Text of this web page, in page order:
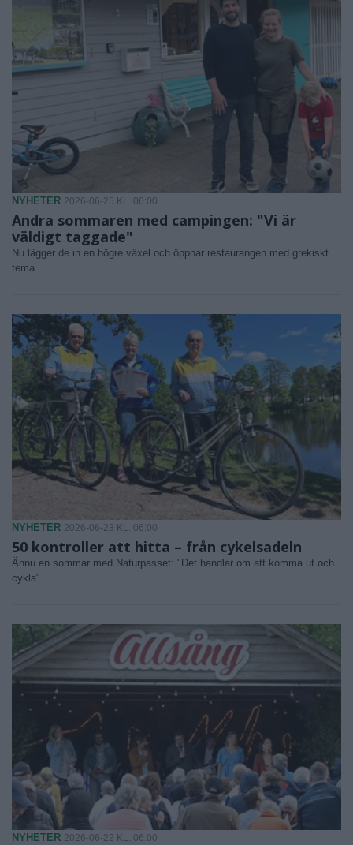
NYHETER 2026-06-25 KL. 06:00
Andra sommaren med campingen: "Vi är
väldigt taggade"
Nu lägger de in en högre växel och öppnar restaurangen med grekiskt
tema.
NYHETER 2026-06-23 KL. 06:00
50 kontroller att hitta – från cykelsadeln
Ännu en sommar med Naturpasset: "Det handlar om att komma ut och
cykla"
NYHETER 2026-06-22 KL. 06:00